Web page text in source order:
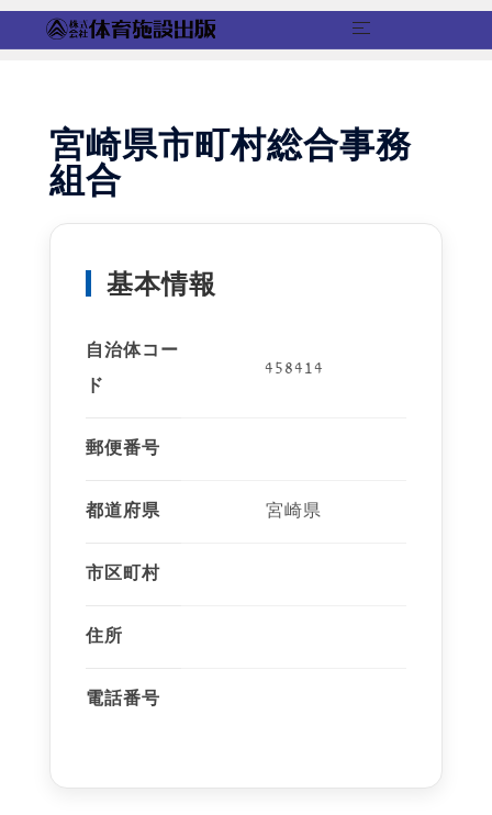
コ
ン
宮崎県市町村総合事務
組合
基本情報
自治体コー
ド
458414
郵便番号
都道府県 宮崎県
市区町村
住所
電話番号